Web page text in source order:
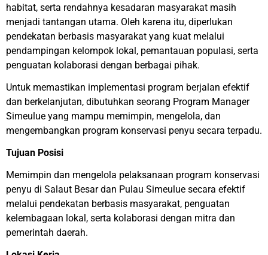
habitat, serta rendahnya kesadaran masyarakat masih
menjadi tantangan utama. Oleh karena itu, diperlukan
pendekatan berbasis masyarakat yang kuat melalui
pendampingan kelompok lokal, pemantauan populasi, serta
penguatan kolaborasi dengan berbagai pihak.
Untuk memastikan implementasi program berjalan efektif
dan berkelanjutan, dibutuhkan seorang Program Manager
Simeulue yang mampu memimpin, mengelola, dan
mengembangkan program konservasi penyu secara terpadu.
Tujuan Posisi
Memimpin dan mengelola pelaksanaan program konservasi
penyu di Salaut Besar dan Pulau Simeulue secara efektif
melalui pendekatan berbasis masyarakat, penguatan
kelembagaan lokal, serta kolaborasi dengan mitra dan
pemerintah daerah.